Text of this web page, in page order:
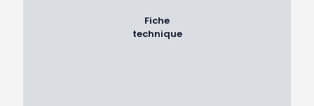
Fiche
technique